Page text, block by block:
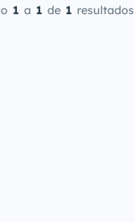
1 a 1 de 1 resultados